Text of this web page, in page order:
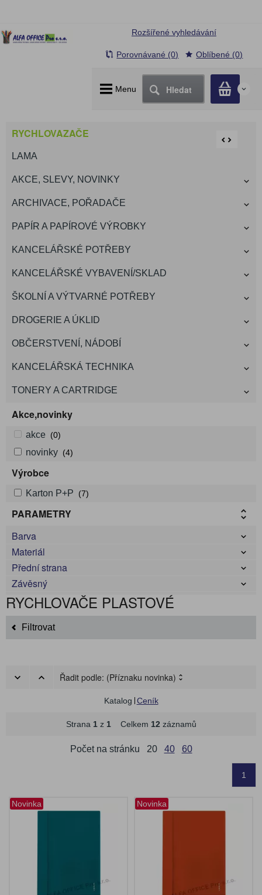
Menu Hledat 0
Rozšířené vyhledávání
Porovnávané (0) Oblíbené (0)
RYCHLOVAZAČE
LAMA
AKCE, SLEVY, NOVINKY
ARCHIVACE, POŘADAČE
PAPÍR A PAPÍROVÉ VÝROBKY
KANCELÁŘSKÉ POTŘEBY
KANCELÁŘSKÉ VYBAVENÍ/SKLAD
ŠKOLNÍ A VÝTVARNÉ POTŘEBY
DROGERIE A ÚKLID
OBČERSTVENÍ, NÁDOBÍ
KANCELÁŘSKÁ TECHNIKA
TONERY A CARTRIDGE
Akce,novinky
akce (0)
novinky (4)
Výrobce
Karton P+P (7)
PARAMETRY
Barva
Materiál
Přední strana
Závěsný
RYCHLOVAČE PLASTOVÉ
Filtrovat
Řadit podle: (Příznaku novinka)
Katalog Ceník
Strana 1z 1Celkem 12 záznamů
Počet na stránku 20 40 60
1
Novinka Novinka